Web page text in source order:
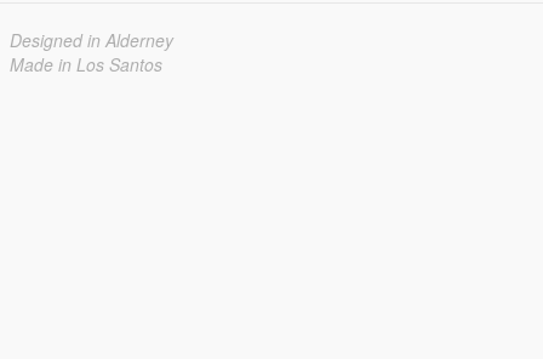
Designed in Alderney
Made in Los Santos